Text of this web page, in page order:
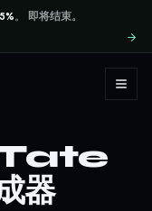
。 即将结束。
器